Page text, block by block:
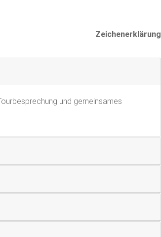
Zeichenerklärung
und gemeinsames